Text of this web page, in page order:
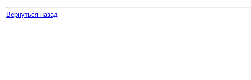
Вернуться назад